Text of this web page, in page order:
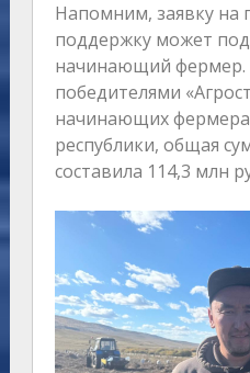
Напомним, заявку на
поддержку может
начинающий фермер.
победителями
начинающих
республики, общая
составила 114,3 млн